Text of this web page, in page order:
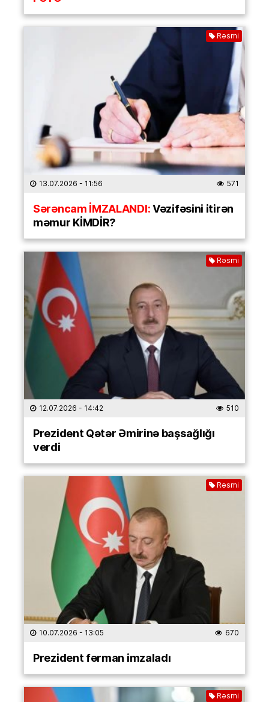
Rəsmi
13.07.2026 - 11:56 571
Sərəncam İMZALANDI:Vəzifəsini itirən
məmur KİMDİR?
Rəsmi
12.07.2026 - 14:42 510
Prezident Qətər Əmirinə başsağlığı
verdi
Rəsmi
10.07.2026 - 13:05 670
Prezident fərman imzaladı
Rəsmi